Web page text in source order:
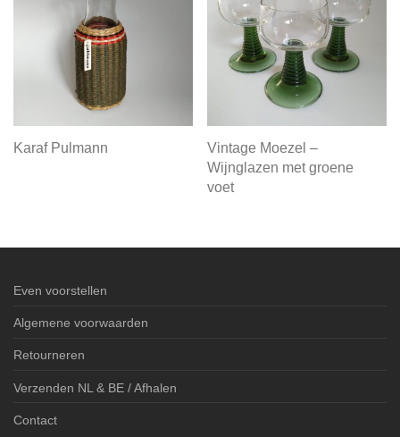
Karaf Pulmann
Vintage Moezel –
Wijnglazen met groene
voet
Even voorstellen
Algemene voorwaarden
Retourneren
Verzenden NL & BE / Afhalen
Contact